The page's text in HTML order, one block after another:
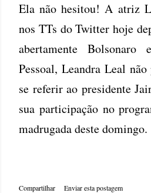
Ela não hesitou! A atriz
nos TTs do Twitter hoje
abertamente Bolsonaro
Pessoal, Leandra Leal
se referir ao presidente
sua participação no
madrugada deste domingo.
Compartilhar
Enviar esta postagem